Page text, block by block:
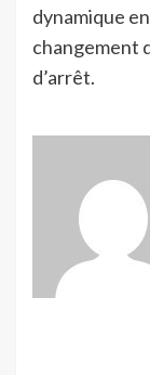
dynamique
changement
d’arrêt.